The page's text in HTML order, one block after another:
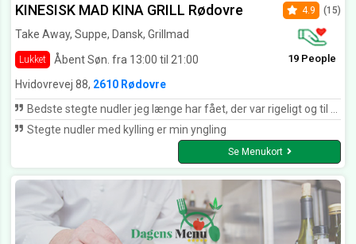
KINESISK MAD KINA GRILL Rødovre
Take Away, Suppe, Dansk, Grillmad
Lukket Åbent Søn. fra 13:00 til 21:00
4.9 (15)
19 People
Hvidovrevej 88, 2610 Rødovre
Bedste stegte nudler jeg længe har fået, der var rigeligt og til rimelig pris, men priser på menukort er vist et par år gamle
Stegte nudler med kylling er min yngling
Se Menukort